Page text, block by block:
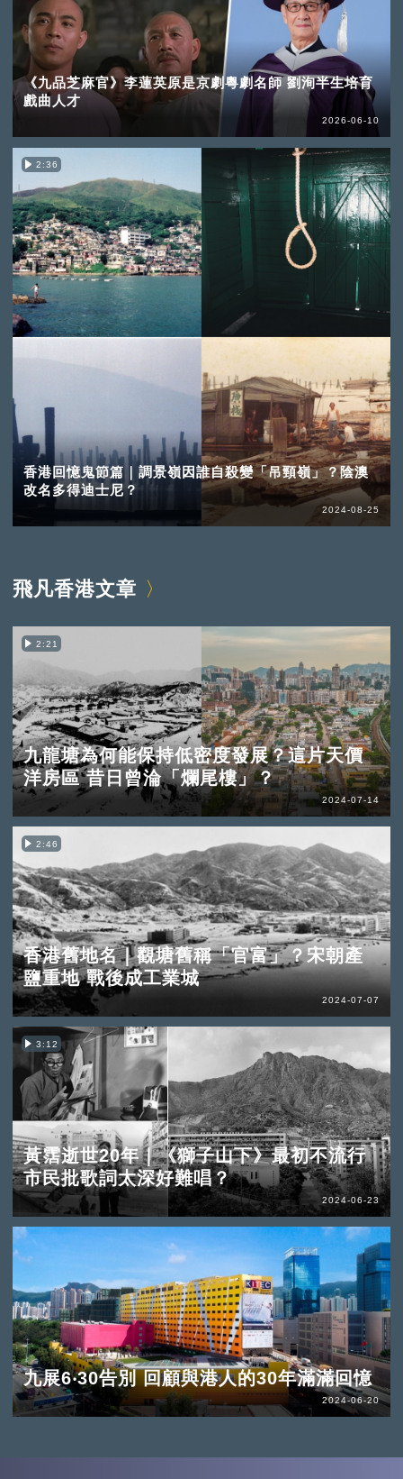
《九品芝麻官》李蓮英原是京劇粵劇名師 劉洵半生培育
戲曲人才
2026-06-10
2:36
香港回憶鬼節篇｜調景嶺因誰自殺變「吊頸嶺」？陰澳
改名多得迪士尼？
2024-08-25
飛凡香港文章
2:21
九龍塘為何能保持低密度發展？這片天價
洋房區 昔日曾淪「爛尾樓」？
2024-07-14
2:46
香港舊地名｜觀塘舊稱「官富」？宋朝產
鹽重地 戰後成工業城
2024-07-07
3:12
黃霑逝世20年｜《獅子山下》最初不流行
市民批歌詞太深好難唱？
2024-06-23
九展6‧30告別 回顧與港人的30年滿滿回憶
2024-06-20